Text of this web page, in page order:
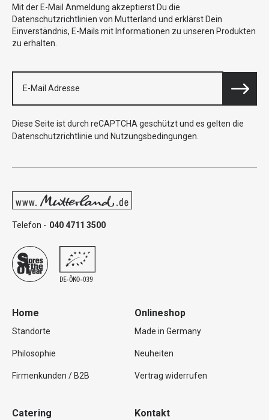
Mit der E-Mail Anmeldung akzeptierst Du die
Datenschutzrichtlinien von Mutterland und erklärst Dein
Einverständnis, E-Mails mit Informationen zu unseren Produkten
zu erhalten.
Diese Seite ist durch reCAPTCHA geschützt und es gelten die
Datenschutzrichtlinie und Nutzungsbedingungen
Telefon - 040 4711 3500
Home
Standorte
Philosophie
Firmenkunden / B2B
Onlineshop
Made in Germany
Neuheiten
Vertrag widerrufen
Catering Kontakt